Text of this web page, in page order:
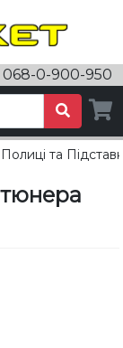
068-0-900-950
Полиці та